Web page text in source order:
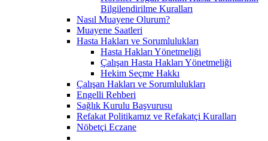
Bilgilendirilme Kuralları
Nasıl Muayene Olurum?
Muayene Saatleri
Hasta Hakları ve Sorumlulukları
Hasta Hakları Yönetmeliği
Çalışan Hasta Hakları Yönetmeliği
Hekim Seçme Hakkı
Çalışan Hakları ve Sorumlulukları
Engelli Rehberi
Sağlık Kurulu Başvurusu
Refakat Politikamız ve Refakatçi Kuralları
Nöbetçi Eczane